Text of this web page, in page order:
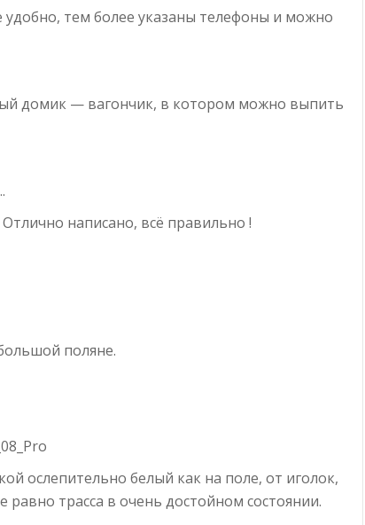
удобно, тем более указаны телефоны и можно
домик — вагончик, в котором можно выпить
написано, всё правильно !
поляне.
ослепительно белый как на поле, от иголок,
трасса в очень достойном состоянии.